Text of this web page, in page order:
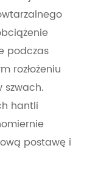
podczas
rozłożeniu
szwach.
hantli
postawę i